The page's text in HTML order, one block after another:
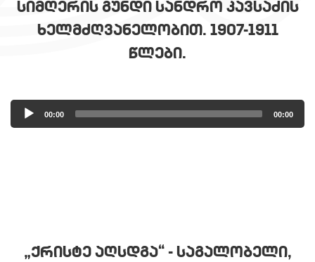
ᲡᲘᲛᲦᲔᲠᲘᲡ ᲒᲣᲜᲓᲘ ᲡᲐᲜᲓᲠᲝ ᲙᲐᲕᲡᲐᲫᲘᲡ
ᲮᲔᲚᲛᲫᲦᲕᲐᲜᲔᲚᲝᲑᲘᲗ. 1907-1911
ᲬᲚᲔᲑᲘ.
Audio
Player
00:00 00:00
„ᲥᲠᲘᲡᲢᲔ ᲐᲦᲡᲓᲒᲐ“ - ᲡᲐᲒᲐᲚᲝᲑᲔᲚᲘ,